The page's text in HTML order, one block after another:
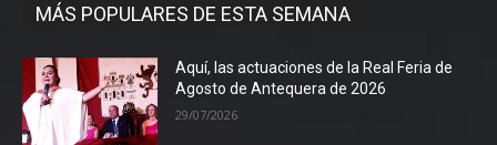
MÁS POPULARES DE ESTA SEMANA
Aquí, las actuaciones de la Real Feria de
Agosto de Antequera de 2026
29/07/2026